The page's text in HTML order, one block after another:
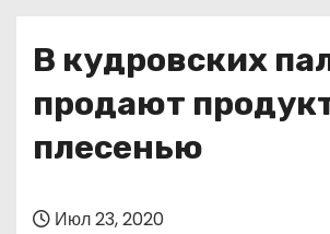
В кудровских
продают
плесенью
Июл 23, 2020